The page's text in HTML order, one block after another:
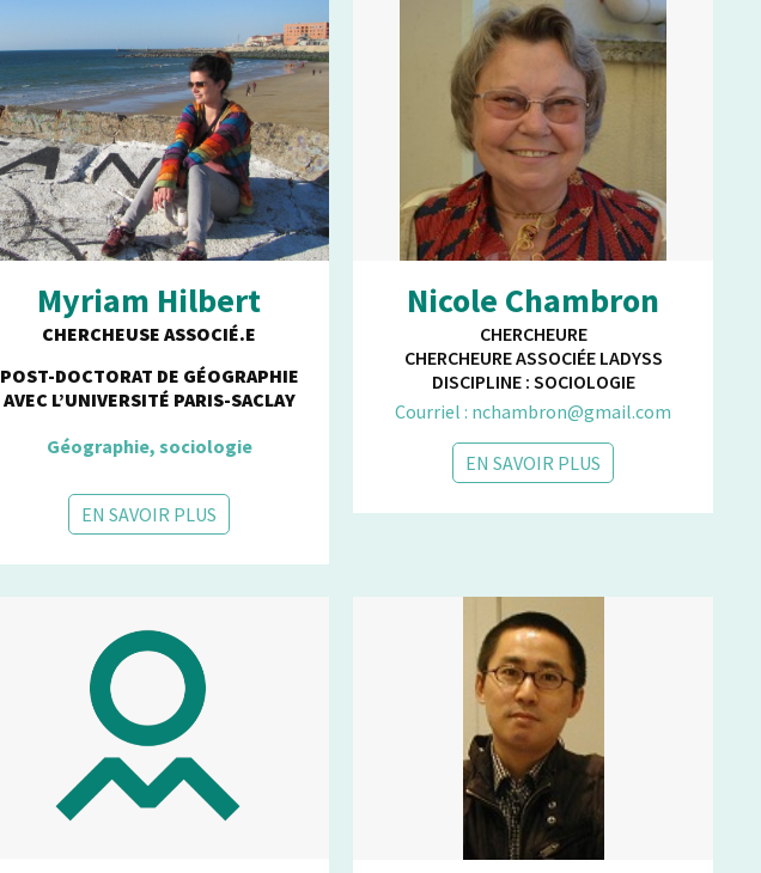
Myriam Hilbert
CHERCHEUSE ASSOCIÉ.E
POST-DOCTORAT DE GÉOGRAPHIE
AVEC L’UNIVERSITÉ PARIS-SACLAY
Géographie, sociologie
EN SAVOIR PLUS
Nicole Chambron
CHERCHEURE
CHERCHEURE ASSOCIÉE LADYSS
DISCIPLINE : SOCIOLOGIE
Courriel : nchambron@gmail.com
EN SAVOIR PLUS